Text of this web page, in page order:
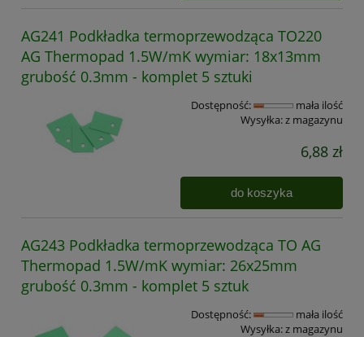
AG241 Podkładka termoprzewodząca TO220
AG Thermopad 1.5W/mK wymiar: 18x13mm
grubość 0.3mm - komplet 5 sztuki
Dostępność:
mała ilość
Wysyłka:z magazynu
6,88 zł
do koszyka
AG243 Podkładka termoprzewodząca TO AG
Thermopad 1.5W/mK wymiar: 26x25mm
grubość 0.3mm - komplet 5 sztuk
Dostępność:
mała ilość
Wysyłka:z magazynu